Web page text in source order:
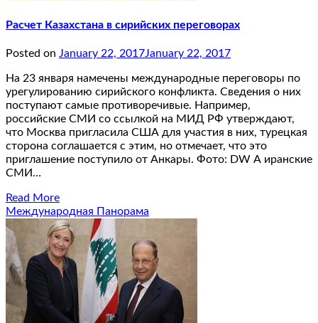
Расчет Казахстана в сирийских переговорах
Posted on January 22, 2017January 22, 2017
На 23 января намечены международные переговоры по
урегулированию сирийского конфликта. Сведения о них
поступают самые противоречивые. Например,
российские СМИ со ссылкой на МИД РФ утверждают,
что Москва пригласила США для участия в них, турецкая
сторона соглашается с этим, но отмечает, что это
приглашение поступило от Анкары. Фото: DW А иранские
СМИ…
Read More
Международная Панорама